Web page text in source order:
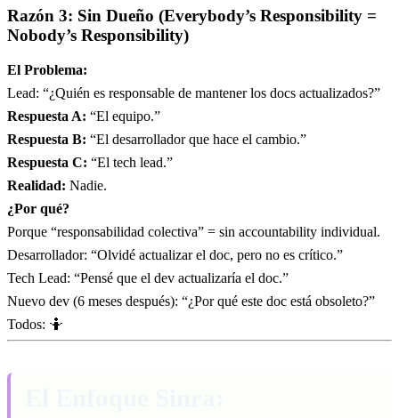
Razón 3: Sin Dueño (Everybody’s Responsibility =
Nobody’s Responsibility)
El Problema:
Lead: “¿Quién es responsable de mantener los docs actualizados?”
Respuesta A: “El equipo.”
Respuesta B: “El desarrollador que hace el cambio.”
Respuesta C: “El tech lead.”
Realidad: Nadie.
¿Por qué?
Porque “responsabilidad colectiva” = sin accountability individual.
Desarrollador: “Olvidé actualizar el doc, pero no es crítico.”
Tech Lead: “Pensé que el dev actualizaría el doc.”
Nuevo dev (6 meses después): “¿Por qué este doc está obsoleto?”
Todos: 🤷